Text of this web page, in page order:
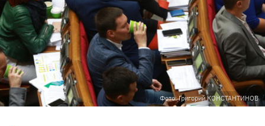
Фото: Григорий КОНСТАНТИНОВ